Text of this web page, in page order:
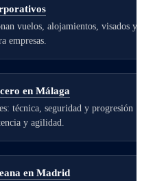
vuelos, alojamientos, visados y
empresas.
en Málaga
técnica, seguridad y progresión
y agilidad.
en Madrid